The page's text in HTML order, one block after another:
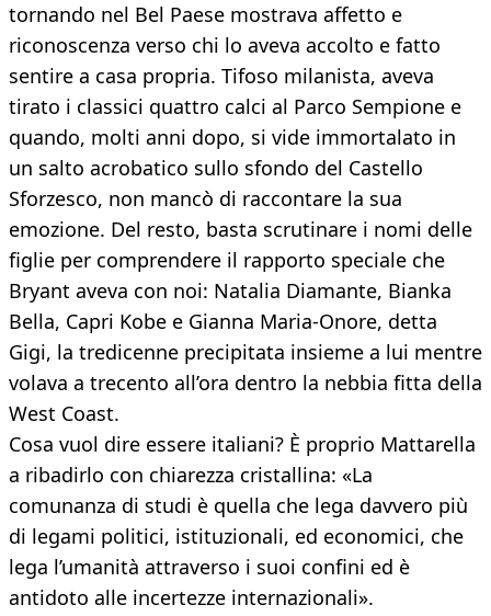
tornando nel Bel Paese mostrava affetto e
riconoscenza verso chi lo aveva accolto e fatto
sentire a casa propria. Tifoso milanista, aveva
tirato i classici quattro calci al Parco Sempione e
quando, molti anni dopo, si vide immortalato in
un salto acrobatico sullo sfondo del Castello
Sforzesco, non mancò di raccontare la sua
emozione. Del resto, basta scrutinare i nomi delle
figlie per comprendere il rapporto speciale che
Bryant aveva con noi: Natalia Diamante, Bianka
Bella, Capri Kobe e Gianna Maria-Onore, detta
Gigi, la tredicenne precipitata insieme a lui mentre
volava a trecento all’ora dentro la nebbia fitta della
West Coast.
Cosa vuol dire essere italiani? È proprio Mattarella
a ribadirlo con chiarezza cristallina: «La
comunanza di studi è quella che lega davvero più
di legami politici, istituzionali, ed economici, che
lega l’umanità attraverso i suoi confini ed è
antidoto alle incertezze internazionali».